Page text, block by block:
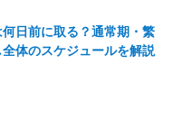
日前に取る？通常期・繁
体のスケジュールを解説